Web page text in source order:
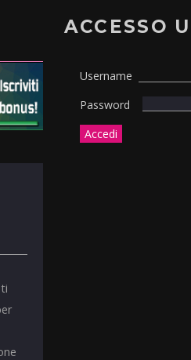
ACCESSO
Username
Password